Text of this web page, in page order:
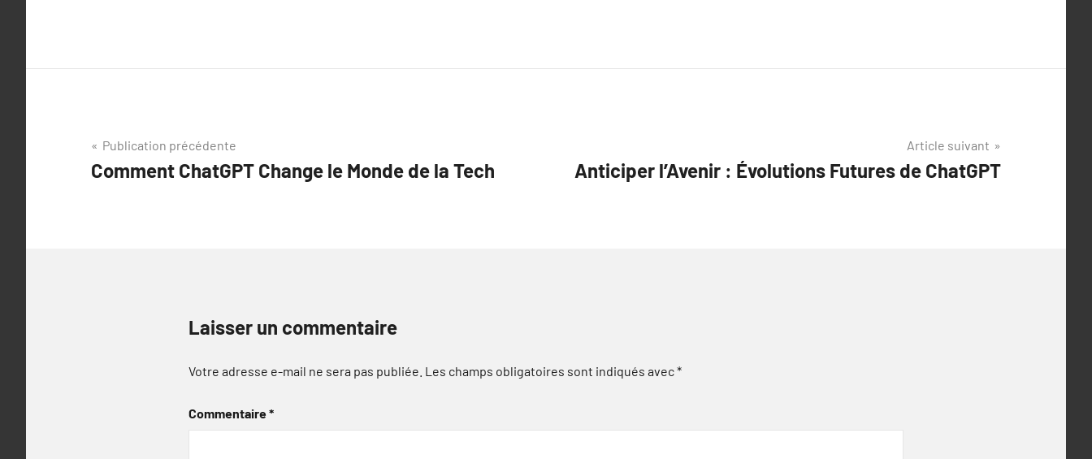
Navigation
de
Publication précédente
Comment ChatGPT Change le Monde de la Tech
Article suivant
Anticiper l’Avenir : Évolutions Futures de ChatGPT
Laisser un commentaire
Votre adresse e-mail ne sera pas publiée. Les champs obligatoires sont indiqués avec*
Commentaire*